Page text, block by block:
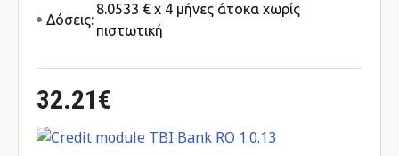
32.21€
Δόσεις:
8.0533 € x 4 μήνες άτοκα χωρίς
πιστωτική